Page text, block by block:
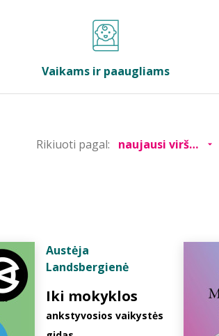
Vaikams ir paaugliams
Rikiuoti pagal:
Austėja
Landsbergienė
Iki mokyklos
ankstyvosios vaikystės